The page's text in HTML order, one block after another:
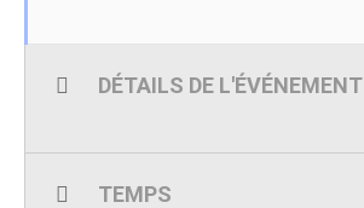
DÉTAILS DE L'ÉVÉNEMENT
TEMPS